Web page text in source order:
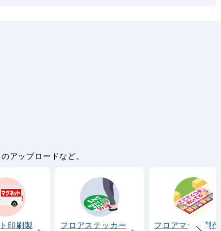
アップロードなど。
印刷製
フロアステッカー
フロアマット製作